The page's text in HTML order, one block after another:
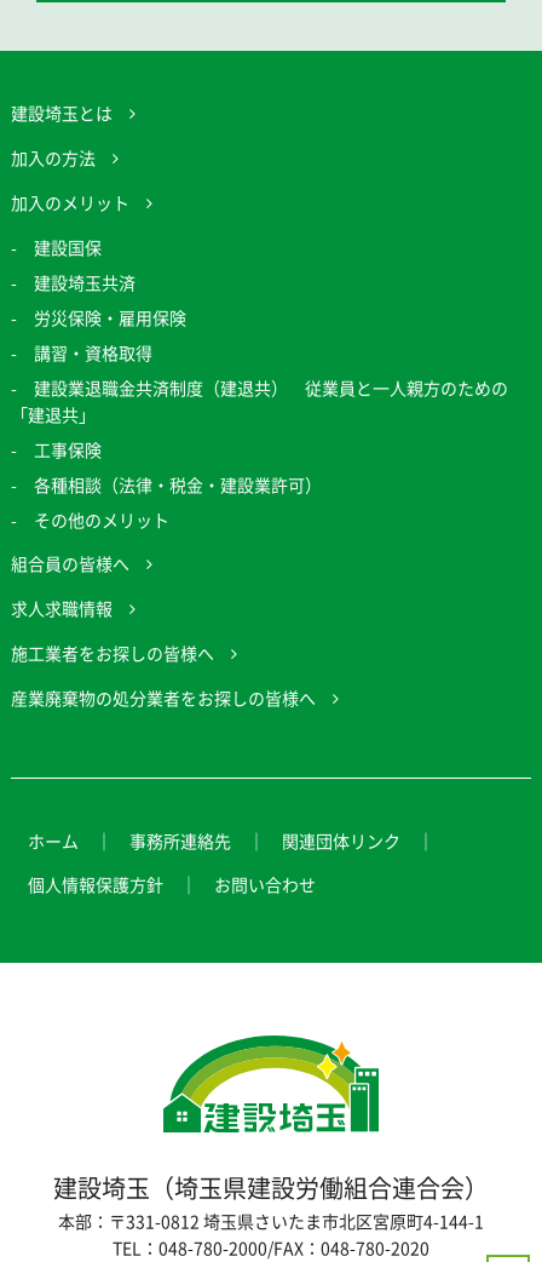
建設埼玉とは
加入の方法
加入のメリット
建設国保
建設埼玉共済
労災保険・雇用保険
講習・資格取得
建設業退職金共済制度（建退共） 従業員と一人親方のための
「建退共」
工事保険
各種相談（法律・税金・建設業許可）
その他のメリット
組合員の皆様へ
求人求職情報
施工業者をお探しの皆様へ
産業廃棄物の処分業者をお探しの皆様へ
ホーム 事務所連絡先
関連団体リンク
個人情報保護方針
お問い合わせ
建設埼玉（埼玉県建設労働組合連合会）
本部：〒331-0812 埼玉県さいたま市北区宮原町4-144-1
TEL：048-780-2000/FAX：048-780-2020